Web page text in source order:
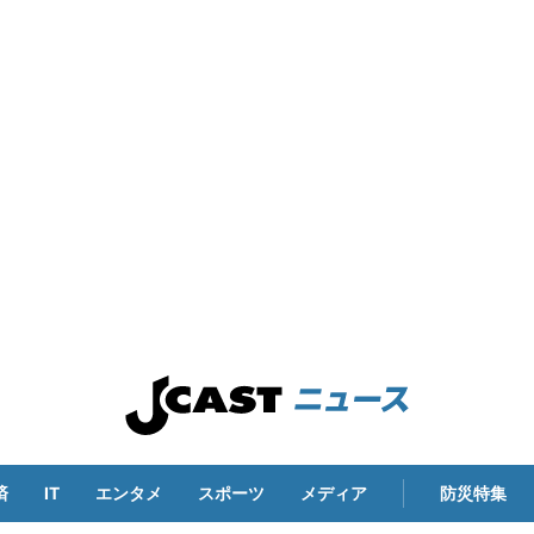
IT エンタメ スポーツ メディア 防災特集